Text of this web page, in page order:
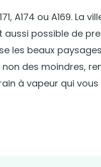
A174 ou A169. La
aussi possible de
les beaux
non des moindres,
à vapeur qui